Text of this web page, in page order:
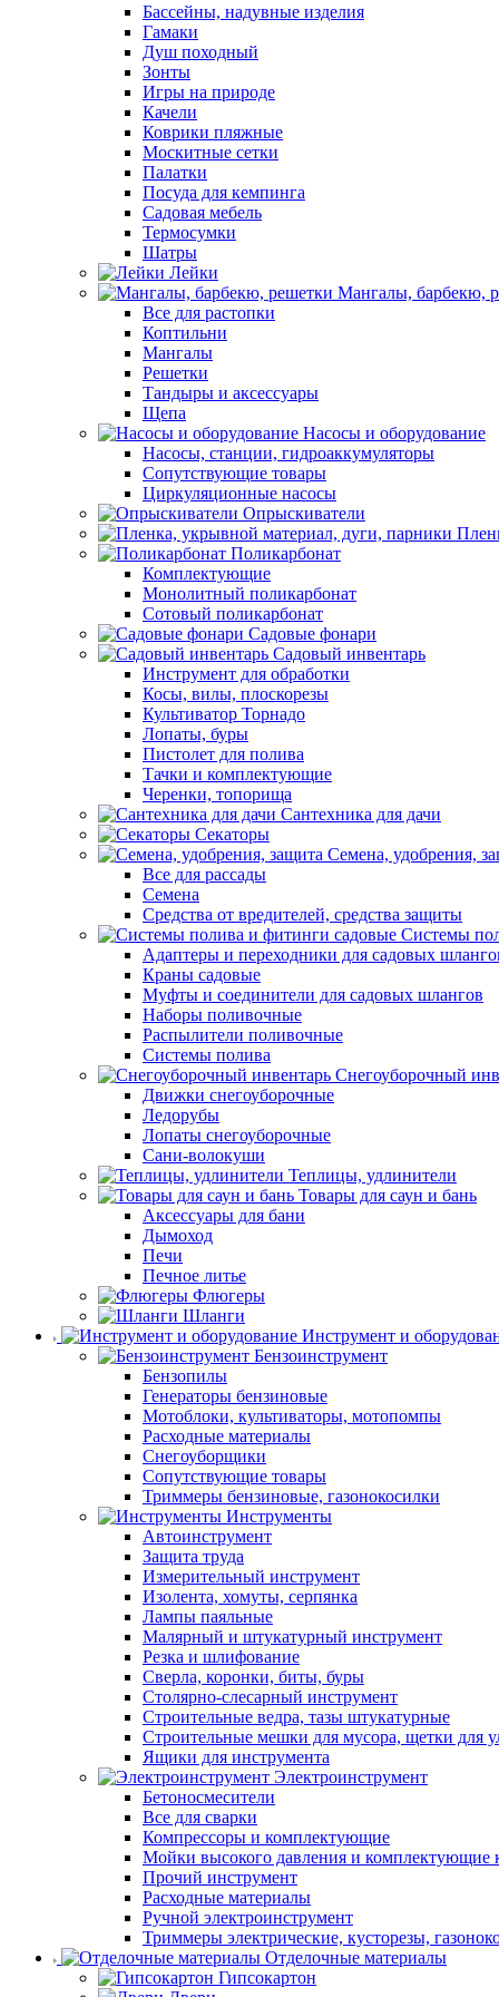
Бассейны, надувные изделия
Гамаки
Душ походный
Зонты
Игры на природе
Качели
Коврики пляжные
Москитные сетки
Палатки
Посуда для кемпинга
Садовая мебель
Термосумки
Шатры
Лейки
Мангалы, барбекю,
Все для растопки
Коптильни
Мангалы
Решетки
Тандыры и аксессуары
Щепа
Насосы и оборудование
Насосы, станции, гидроаккумуляторы
Сопутствующие товары
Циркуляционные насосы
Опрыскиватели
Поликарбонат
Комплектующие
Монолитный поликарбонат
Сотовый поликарбонат
Садовые фонари
Садовый инвентарь
Инструмент для обработки
Косы, вилы, плоскорезы
Культиватор Торнадо
Лопаты, буры
Пистолет для полива
Тачки и комплектующие
Черенки, топорища
Сантехника для дачи
Секаторы
Семена, удобрения,
Все для рассады
Семена
Средства от вредителей, средства защиты
Системы
Адаптеры и переходники для садовых
Краны садовые
Муфты и соединители для садовых шлангов
Наборы поливочные
Распылители поливочные
Системы полива
Снегоуборочный
Движки снегоуборочные
Ледорубы
Лопаты снегоуборочные
Сани-волокуши
Теплицы, удлинители
Товары для саун и бань
Аксессуары для бани
Дымоход
Печи
Печное литье
Флюгеры
Шланги
Инструмент и
Бензоинструмент
Бензопилы
Генераторы бензиновые
Мотоблоки, культиваторы, мотопомпы
Расходные материалы
Снегоуборщики
Сопутствующие товары
Триммеры бензиновые, газонокосилки
Инструменты
Автоинструмент
Защита труда
Измерительный инструмент
Изолента, хомуты, серпянка
Лампы паяльные
Малярный и штукатурный инструмент
Резка и шлифование
Сверла, коронки, биты, буры
Столярно-слесарный инструмент
Строительные ведра, тазы штукатурные
Строительные мешки для мусора, щетки для
Ящики для инструмента
Электроинструмент
Бетоносмесители
Все для сварки
Компрессоры и комплектующие
Мойки высокого давления и комплектующие
Прочий инструмент
Расходные материалы
Ручной электроинструмент
Триммеры электрические, кусторезы,
Отделочные материалы
Гипсокартон